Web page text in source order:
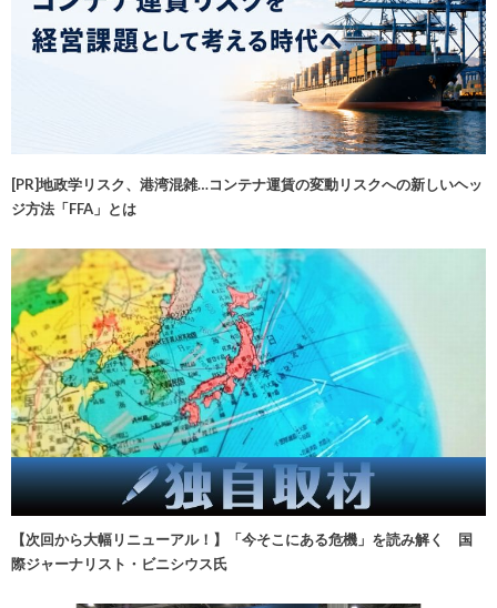
[PR]地政学リスク、港湾混雑…コンテナ運賃の変動リスクへの新しいヘッ
ジ方法「FFA」とは
【次回から大幅リニューアル！】「今そこにある危機」を読み解く 国
際ジャーナリスト・ビニシウス氏